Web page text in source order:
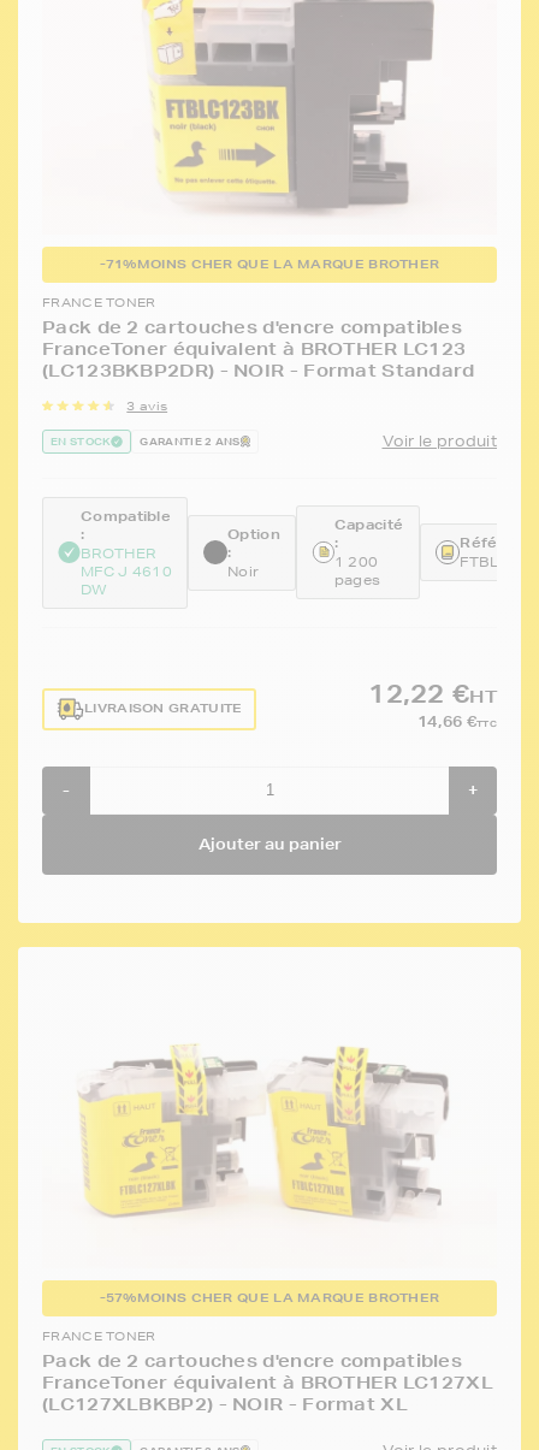
-71%MOINS CHER QUE LA MARQUE BROTHER
FRANCE TONER
Pack de 2 cartouches d'encre compatibles
FranceToner équivalent à BROTHER LC123
(LC123BKBP2DR) - NOIR - Format Standard
3 avis
EN STOCK GARANTIE 2 ANS Voir le produit
Compatible
:
BROTHER
MFC J 4610
DW
Option
:
Noir
Capacité
:
1 200
pages
LIVRAISON GRATUITE
12,22 €HT
14,66 €TTC
- +
Ajouter au panier
-57%MOINS CHER QUE LA MARQUE BROTHER
FRANCE TONER
Pack de 2 cartouches d'encre compatibles
FranceToner équivalent à BROTHER LC127XL
(LC127XLBKBP2) - NOIR - Format XL